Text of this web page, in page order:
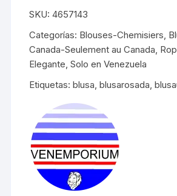
manga
raglán
de
encaje
SKU:4657143
Categorías: Blouses-Chemisiers,
Canada-Seulement au Canada,
Elegante,Solo en Venezuela
Etiquetas:blusa,blusarosada,